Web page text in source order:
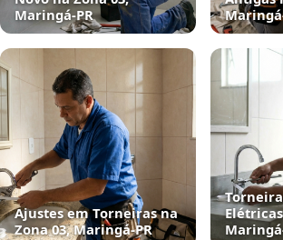
Maringá‑PR
Ajustes em Torneiras na
Zona 03, Maringá‑PR